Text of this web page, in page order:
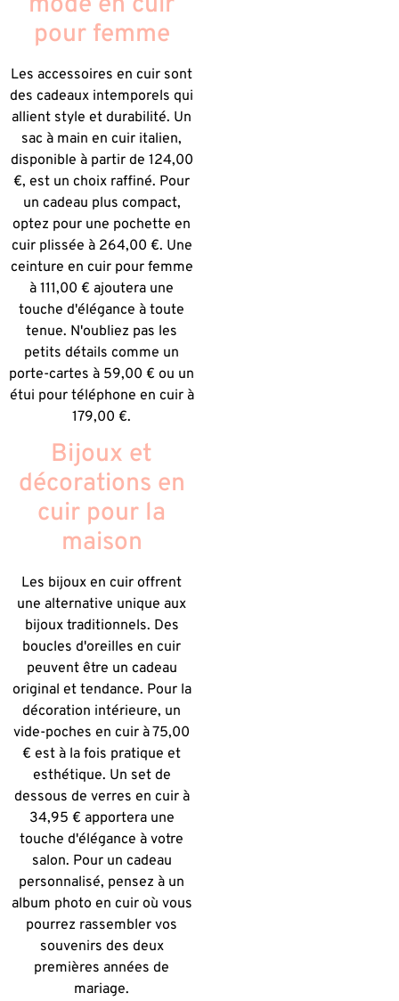
pour femme
Les accessoires en cuir sont
des cadeaux intemporels qui
allient style et durabilité. Un
sac à main en cuir italien,
disponible à partir de 124,00
€, est un choix raffiné. Pour
un cadeau plus compact,
optez pour une pochette en
cuir plissée à 264,00 €. Une
ceinture en cuir pour femme
à 111,00 € ajoutera une
touche d'élégance à toute
tenue. N'oubliez pas les
petits détails comme un
porte-cartes à 59,00 € ou un
étui pour téléphone en cuir à
179,00 €.
Bijoux et
décorations en
cuir pour la
maison
Les bijoux en cuir offrent
une alternative unique aux
bijoux traditionnels. Des
boucles d'oreilles en cuir
peuvent être un cadeau
original et tendance. Pour la
décoration intérieure, un
vide-poches en cuir à 75,00
€ est à la fois pratique et
esthétique. Un set de
dessous de verres en cuir à
34,95 € apportera une
touche d'élégance à votre
salon. Pour un cadeau
personnalisé, pensez à un
album photo en cuir où vous
pourrez rassembler vos
souvenirs des deux
premières années de
mariage.